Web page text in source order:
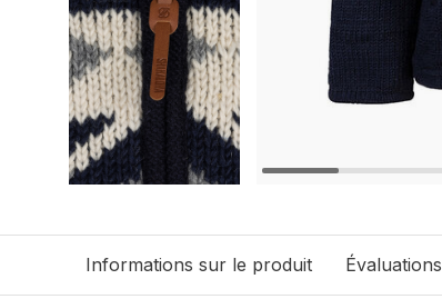
Informations sur le produit Évaluations